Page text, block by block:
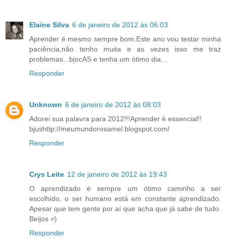
Elaine Silva 6 de janeiro de 2012 às 06:03
Aprender é mesmo sempre bom.Este ano vou testar minha
paciência,não tenho muita e as vezes isso me traz
problemas...bjocAS e tenha um ótimo dia...
Responder
Unknown 6 de janeiro de 2012 às 08:03
Adorei sua palavra para 2012!!!Aprender é essencial!!
bjushttp://meumundorosamel.blogspot.com/
Responder
Crys Leite 12 de janeiro de 2012 às 19:43
O aprendizado é sempre um ótimo caminho a ser
escolhido, o ser humano está em constante aprendizado.
Apesar que tem gente por aí que acha que já sabe de tudo.
Beijos =)
Responder